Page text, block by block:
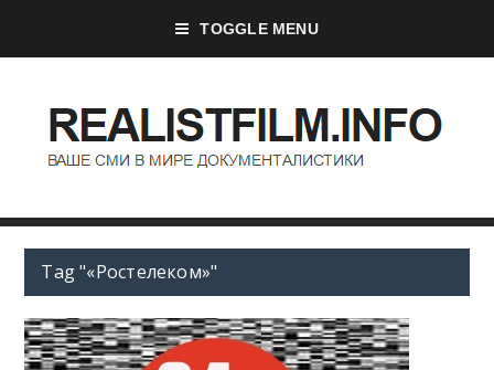
TOGGLE MENU
Tag "«Ростелеком»"